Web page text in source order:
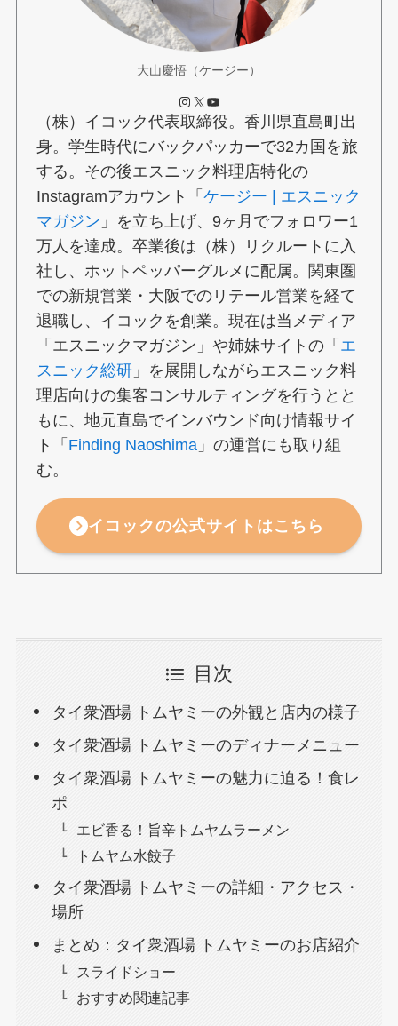
大山慶悟（ケージー）
Instagram X YouTube
（株）イコック代表取締役。香川県直島町出
身。学生時代にバックパッカーで32カ国を旅
する。その後エスニック料理店特化の
Instagramアカウント「ケージー | エスニック
マガジン 」を立ち上げ、9ヶ月でフォロワー1
万人を達成。卒業後は（株）リクルートに入
社し、ホットペッパーグルメに配属。関東圏
での新規営業・大阪でのリテール営業を経て
退職し、イコックを創業。現在は当メディア
「エスニックマガジン」や姉妹サイトの「 エ
スニック総研 」を展開しながらエスニック料
理店向けの集客コンサルティングを行うとと
もに、地元直島でインバウンド向け情報サイ
ト「 Finding Naoshima 」の運営にも取り組
む。
イコックの公式サイトはこちら
目次
タイ衆酒場 トムヤミーの外観と店内の様子
タイ衆酒場 トムヤミーのディナーメニュー
タイ衆酒場 トムヤミーの魅力に迫る！食レ
ポ
エビ香る！旨辛トムヤムラーメン
トムヤム水餃子
タイ衆酒場 トムヤミーの詳細・アクセス・
場所
まとめ：タイ衆酒場 トムヤミーのお店紹介
スライドショー
おすすめ関連記事